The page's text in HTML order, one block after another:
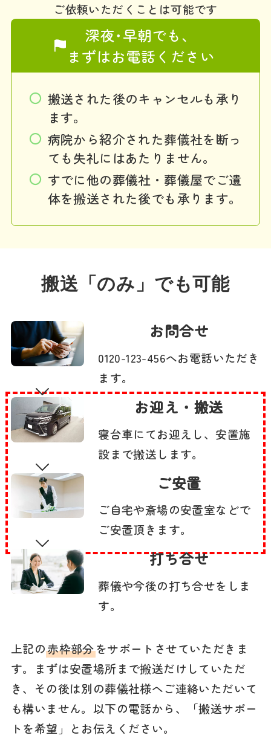
ご依頼いただくことは可能です
深夜･早朝でも、
まずはお電話ください
搬送された後のキャンセルも承り
ます。
病院から紹介された葬儀社を断っ
ても失礼にはあたりません。
すでに他の葬儀社・葬儀屋でご遺
体を搬送された後でも承ります。
搬送「のみ」でも可能
お問合せ
0120-123-456へお電話いただき
ます。
お迎え・搬送
寝台車にてお迎えし、安置施
設まで搬送します。
ご安置
ご自宅や斎場の安置室などで
ご安置頂きます。
打ち合せ
葬儀や今後の打ち合せをしま
す。
上記の赤枠部分をサポートさせていただきま
す。まずは安置場所まで搬送だけしていただ
き、その後は別の葬儀社様へご連絡いただいて
も構いません。以下の電話から、「搬送サポー
トを希望」とお伝えください。